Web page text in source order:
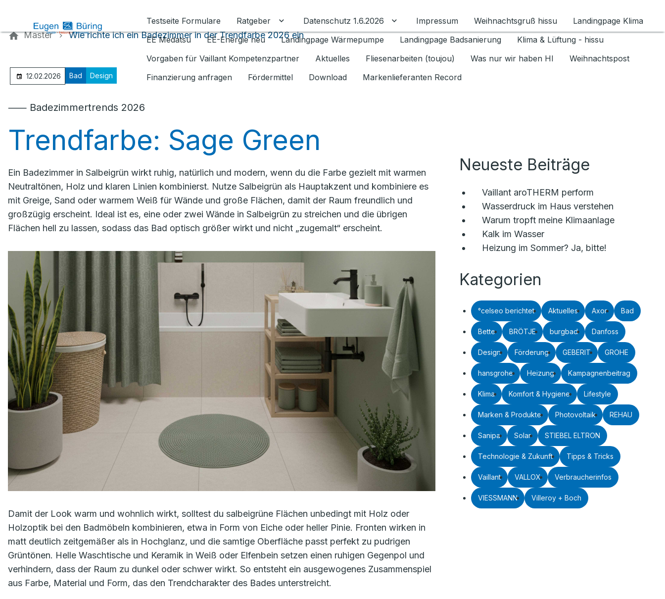
Testseite Formulare
Ratgeber Untermenü für Ratgeber umschalten
Datenschutz 1.6.2026 Untermenü für Datenschutz 1.6.2026 umschalten
Impressum Weihnachtsgruß hissu
Landingpage Klima
EE Medatsu
EE-Energie neu Landingpage Wärmepumpe Landingpage Badsanierung
Klima & Lüftung - hissu
Vorgaben für Vaillant Kompetenzpartner
Aktuelles Fliesenarbeiten (toujou) Was nur wir haben HI
Weihnachtspost
Finanzierung anfragen
Fördermittel Download Markenlieferanten Record
Master Wie richte ich ein Badezimmer in der Trendfarbe 2026 ein
12.02.2026 Bad Design
⸺ Badezimmertrends 2026
Trendfarbe: Sage Green
Ein Badezimmer in Salbeigrün wirkt ruhig, natürlich und modern, wenn du die Farbe gezielt mit warmen
Neutraltönen, Holz und klaren Linien kombinierst. Nutze Salbeigrün als Hauptakzent und kombiniere es
mit Greige, Sand oder warmem Weiß für Wände und große Flächen, damit der Raum freundlich und
großzügig erscheint. Ideal ist es, eine oder zwei Wände in Salbeigrün zu streichen und die übrigen
Flächen hell zu lassen, sodass das Bad optisch größer wirkt und nicht „zugemalt“ erscheint.
Damit der Look warm und wohnlich wirkt, solltest du salbeigrüne Flächen unbedingt mit Holz oder
Holzoptik bei den Badmöbeln kombinieren, etwa in Form von Eiche oder heller Pinie. Fronten wirken in
matt deutlich zeitgemäßer als in Hochglanz, und die samtige Oberfläche passt perfekt zu pudrigen
Grüntönen. Helle Waschtische und Keramik in Weiß oder Elfenbein setzen einen ruhigen Gegenpol und
verhindern, dass der Raum zu dunkel oder schwer wirkt. So entsteht ein ausgewogenes Zusammenspiel
aus Farbe, Material und Form, das den Trendcharakter des Bades unterstreicht.
Neueste Beiträge
Vaillant aroTHERM perform
Wasserdruck im Haus verstehen
Warum tropft meine Klimaanlage
Kalk im Wasser
Heizung im Sommer? Ja, bitte!
Kategorien
°celseo berichtet Aktuelles Axor Bad
Bette BRÖTJE burgbad Danfoss
Design Förderung GEBERIT GROHE
hansgrohe Heizung Kampagnenbeitrag
Klima Komfort & Hygiene Lifestyle
Marken & Produkte Photovoltaik REHAU
Sanipa Solar STIEBEL ELTRON
Technologie & Zukunft Tipps & Tricks
Vaillant VALLOX Verbraucherinfos
VIESSMANN Villeroy + Boch